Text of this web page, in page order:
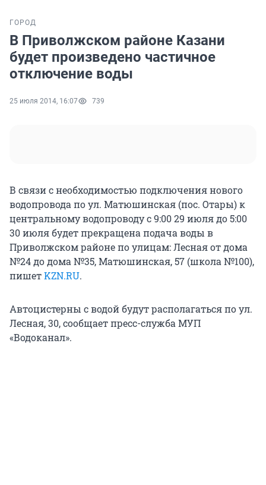
ГОРОД
В Приволжском районе Казани
будет произведено частичное
отключение воды
25 июля 2014, 16:07 739
В связи с необходимостью подключения нового
водопровода по ул. Матюшинская (пос. Отары) к
центральному водопроводу с 9:00 29 июля до 5:00
30 июля будет прекращена подача воды в
Приволжском районе по улицам: Лесная от дома
№24 до дома №35, Матюшинская, 57 (школа №100),
пишетKZN.RU.
Автоцистерны с водой будут располагаться по ул.
Лесная, 30, сообщает пресс-служба МУП
«Водоканал».